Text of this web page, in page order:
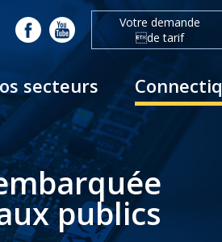
Votre demande
de tarif
secteurs
publics